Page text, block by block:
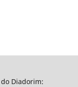
Diadorim: